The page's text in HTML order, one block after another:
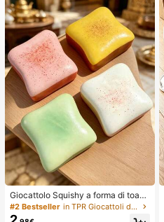
Giocattolo Squishy a forma di toast
extra large, super morbido, giocattol
o antistress a forma di toast al burr
#2 Bestseller in TPR Giocattoli divertenti e novità per adolesce